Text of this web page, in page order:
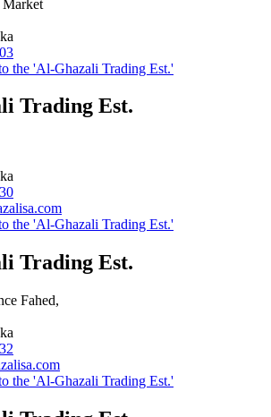
the 'Al-Ghazali Trading Est.'
Trading Est.
the 'Al-Ghazali Trading Est.'
Trading Est.
Fahed,
the 'Al-Ghazali Trading Est.'